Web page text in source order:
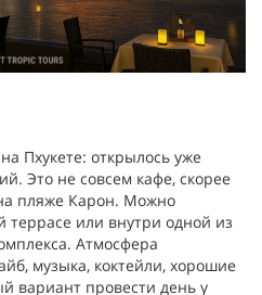
Пхукете: открылось уже
Это не совсем кафе, скорее
пляже Карон. Можно
террасе или внутри одной из
Атмосфера
музыка, коктейли, хорошие
вариант провести день у